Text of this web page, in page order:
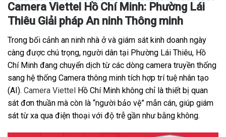
Camera Viettel Hồ Chí Minh: Phường Lái
Thiêu Giải pháp An ninh Thông minh
Trong bối cảnh an ninh nhà ở và giám sát kinh doanh ngày
càng được chú trọng, người dân tại Phường Lái Thiêu, Hồ
Chí Minh đang chuyển dịch từ các dòng camera truyền thống
sang hệ thống Camera thông minh tích hợp trí tuệ nhân tạo
(AI). Camera Viettel
Hồ Chí Minh không chỉ là thiết bị quan
sát đơn thuần mà còn là “người bảo vệ” mẫn cán, giúp giám
sát từ xa qua điện thoại với độ trễ gần như bằng không.